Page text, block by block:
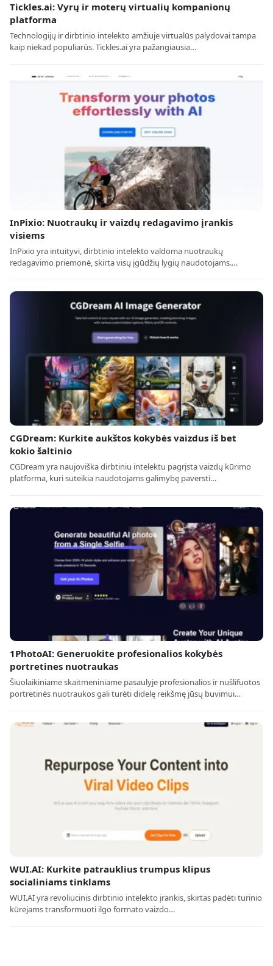
Tickles.ai: Vyrų ir moterų virtualių kompanionų
platforma
Technologijų ir dirbtinio intelekto amžiuje virtualūs palydovai tampa
kaip niekad populiarūs. Tickles.ai yra pažangiausia…
InPixio: Nuotraukų ir vaizdų redagavimo įrankis
visiems
InPixio yra intuityvi, dirbtinio intelekto valdoma nuotraukų
redagavimo priemonė, skirta visų įgūdžių lygių naudotojams.…
CGDream: Kurkite aukštos kokybės vaizdus iš bet
kokio šaltinio
CGDream yra naujoviška dirbtiniu intelektu pagrįsta vaizdų kūrimo
platforma, kuri suteikia naudotojams galimybę paversti…
1PhotoAI: Generuokite profesionalios kokybės
portretines nuotraukas
Šiuolaikiniame skaitmeniniame pasaulyje profesionalios ir nušlifuotos
portretinės nuotraukos gali turėti didelę reikšmę jūsų buvimui…
WUI.AI: Kurkite patrauklius trumpus klipus
socialiniams tinklams
WUI.AI yra revoliucinis dirbtinio intelekto įrankis, skirtas padėti turinio
kūrėjams transformuoti ilgo formato vaizdo…